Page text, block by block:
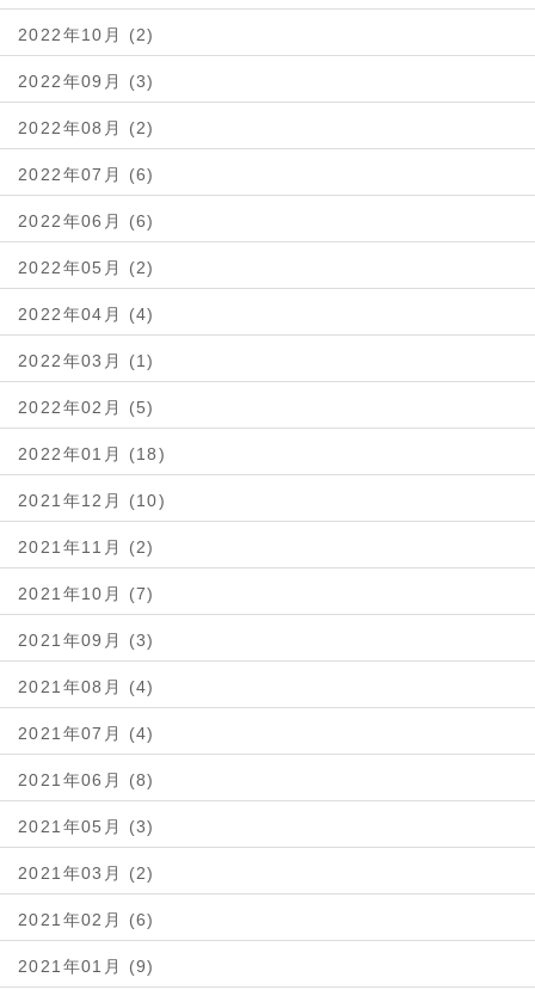
2022年10月 (2)
2022年09月 (3)
2022年08月 (2)
2022年07月 (6)
2022年06月 (6)
2022年05月 (2)
2022年04月 (4)
2022年03月 (1)
2022年02月 (5)
2022年01月 (18)
2021年12月 (10)
2021年11月 (2)
2021年10月 (7)
2021年09月 (3)
2021年08月 (4)
2021年07月 (4)
2021年06月 (8)
2021年05月 (3)
2021年03月 (2)
2021年02月 (6)
2021年01月 (9)